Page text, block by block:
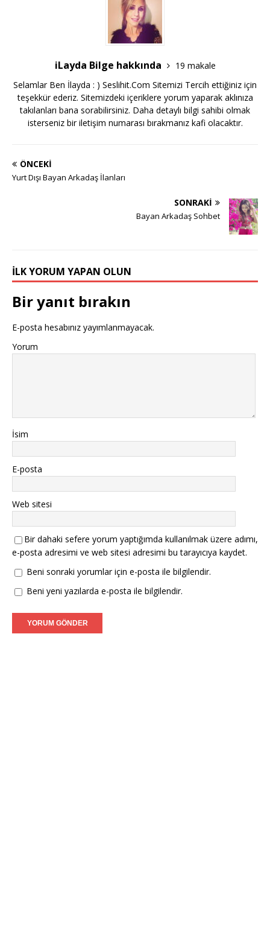
iLayda Bilge hakkında
19 makale
Selamlar Ben İlayda : ) Seslihit.Com Sitemizi Tercih ettiğiniz için
teşekkür ederiz. Sitemizdeki içeriklere yorum yaparak aklınıza
takılanları bana sorabilirsiniz. Daha detaylı bilgi sahibi olmak
isterseniz bir iletişim numarası bırakmanız kafi olacaktır.
ÖNCEKI
Yurt Dışı Bayan Arkadaş İlanları
SONRAKI
Bayan Arkadaş Sohbet
İLK YORUM YAPAN OLUN
Bir yanıt bırakın
E-posta hesabınız yayımlanmayacak.
Yorum
İsim
E-posta
Web sitesi
Bir dahaki sefere yorum yaptığımda kullanılmak üzere adımı,
e-posta adresimi ve web sitesi adresimi bu tarayıcıya kaydet.
Beni sonraki yorumlar için e-posta ile bilgilendir.
Beni yeni yazılarda e-posta ile bilgilendir.